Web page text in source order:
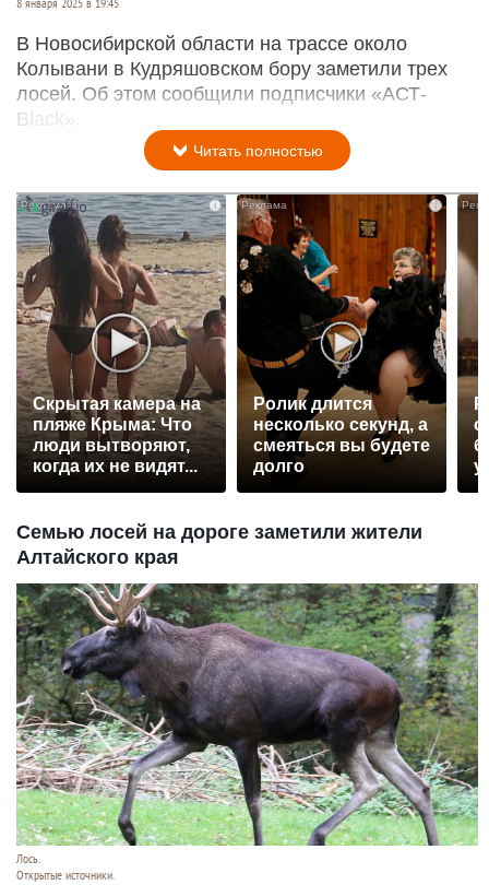
8 января 2025 в 19:45
В Новосибирской области на трассе около
Колывани в Кудряшовском бору заметили трех
лосей. Об этом сообщили подписчики «АСТ-
Black».
Читать полностью
i
Скрытая камера на
пляже Крыма: Что
люди вытворяют,
когда их не видят...
Ролик длится
несколько секунд, а
смеяться вы будете
долго
Семью лосей на дороге заметили жители
Алтайского края
Лось.
Открытые источники.